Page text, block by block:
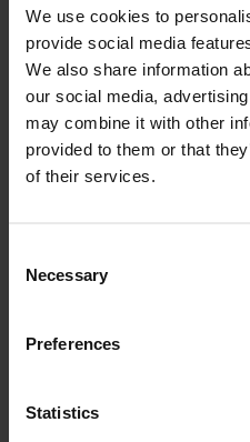
We use cookies to
provide social media
We also share information
our social media,
may combine it with other
provided to them or that
of their services.
Selection
Necessary
Preferences
Statistics
von Produktionsmaschinen. Wir
in allen Industrien. Immer wieder
Vestiging: Germany
Servicetechniker 'Mobile
Standorte
in allen Industrien. Immer
Servicetechniker/
Wir sind Profis in Sachen mobiler
Schweißen, Kaltriegelverfahren